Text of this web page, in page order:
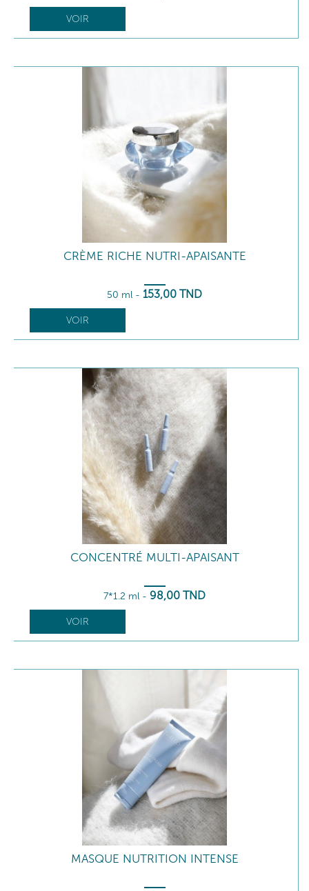
VOIR
CRÈME RICHE NUTRI-APAISANTE
50 ml - 153,00 TND
VOIR
CONCENTRÉ MULTI-APAISANT
7*1.2 ml - 98,00 TND
VOIR
MASQUE NUTRITION INTENSE